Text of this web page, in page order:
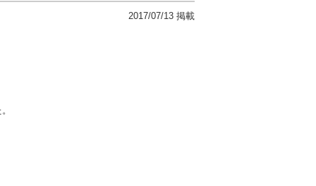
2017/07/13 掲載